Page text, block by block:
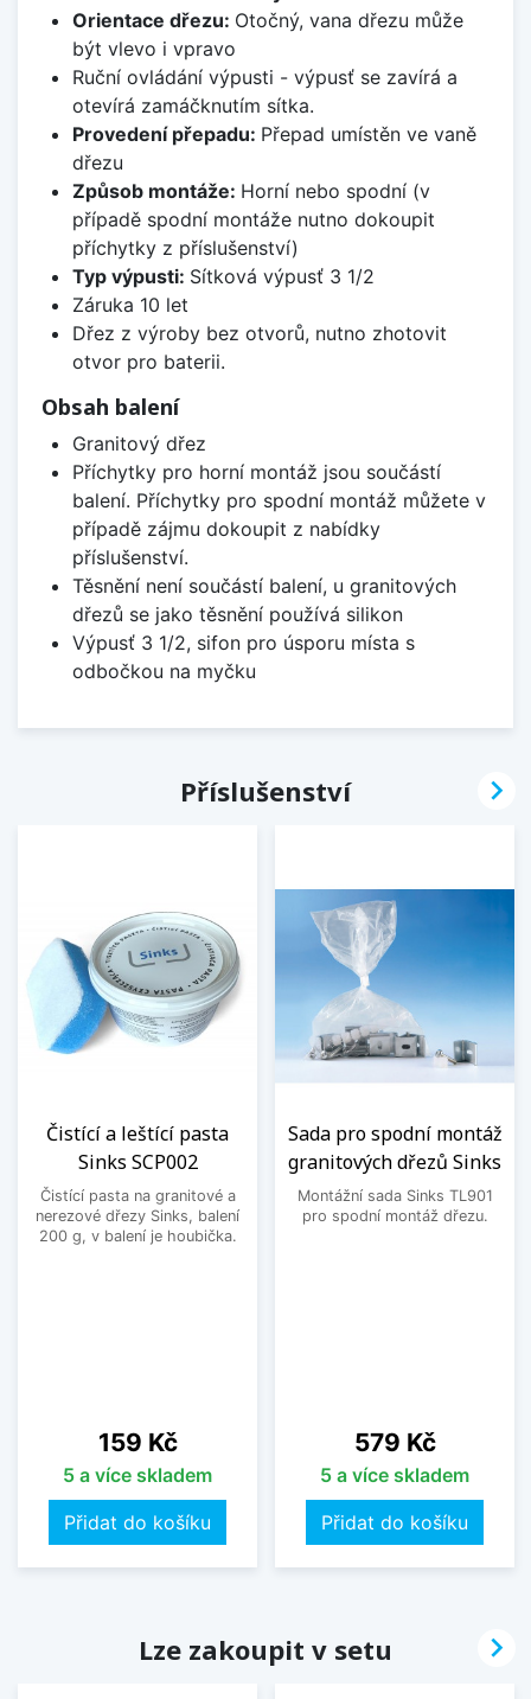
Orientace dřezu: Otočný, vana dřezu může
být vlevo i vpravo
Ruční ovládání výpusti - výpusť se zavírá a
otevírá zamáčknutím sítka.
Provedení přepadu: Přepad umístěn ve vaně
dřezu
Způsob montáže: Horní nebo spodní (v
případě spodní montáže nutno dokoupit
příchytky z příslušenství)
Typ výpusti: Sítková výpusť 3 1/2
Záruka 10 let
Dřez z výroby bez otvorů, nutno zhotovit
otvor pro baterii.
Obsah balení
Granitový dřez
Příchytky pro horní montáž jsou součástí
balení. Příchytky pro spodní montáž můžete v
případě zájmu dokoupit z nabídky
příslušenství.
Těsnění není součástí balení, u granitových
dřezů se jako těsnění používá silikon
Výpusť 3 1/2, sifon pro úsporu místa s
odbočkou na myčku
Příslušenství
Čistící a leštící pasta
Sinks SCP002
Čistící pasta na granitové a
nerezové dřezy Sinks, balení
200 g, v balení je houbička.
Cena
159 Kč
5 a více skladem
Přidat do košíku
Sada pro spodní montáž
granitových dřezů Sinks
Montážní sada Sinks TL901
pro spodní montáž dřezu.
Cena
579 Kč
5 a více skladem
Přidat do košíku

Lze zakoupit v setu 